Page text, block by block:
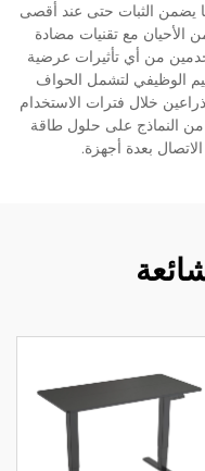
يضمن الثبات حتى عند أقصى
الأحيان مع تقنيات مضادة
من أي تأثيرات عرضية
الوظيفي لتشمل الحواف
خلال فترات الاستخدام
من النماذج على حلول طاقة